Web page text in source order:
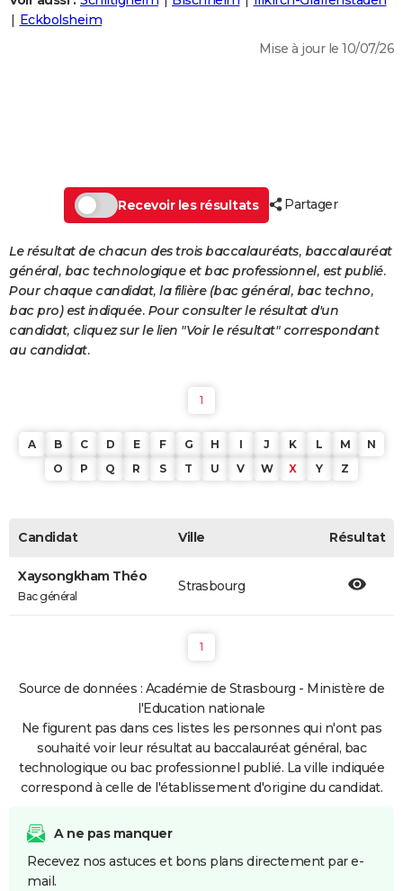
Destinations
City break
Voyage nature
Voyage de noces
Forum
Climat
PHOTO
Dictionnaire
PROGRAMME TV
S'inscrire
Se connecter
Lycées
Collèges
Primaires
Universités
Entreprises
Service militaire
Avis de recherche
AVIS DE DÉCÈS
FORUM
Bricolage
Lifestyle
Culture
Sport
Auto
Television
Voyage
Cinema
Eckbolsheim
Mise à jour le 10/07/26
Recevoir les résultats Partager
Le résultat de chacun des trois baccalauréats, baccalauréat
général, bac technologique et bac professionnel, est publié.
Pour chaque candidat, la filière (bac général, bac techno,
bac pro) est indiquée. Pour consulter le résultat d'un
candidat, cliquez sur le lien "Voir le résultat" correspondant
au candidat.
1
A B C D E F G H I J K L M
N
O
P Q R S T U V W X Y Z
Candidat Ville Résultat
Xaysongkham Théo
Bac général
Strasbourg
1
Source de données : Académie de Strasbourg - Ministère de
l'Education nationale
Ne figurent pas dans ces listes les personnes qui n'ont pas
souhaité voir leur résultat au baccalauréat général, bac
technologique ou bac professionnel publié. La ville indiquée
correspond à celle de l'établissement d'origine du candidat.
A ne pas manquer
Recevez nos astuces et bons plans directement par e-
mail.